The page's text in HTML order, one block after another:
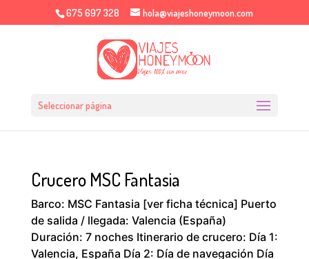
675 697 328 hola@viajeshoneymoon.com
Seleccionar página
Crucero MSC Fantasia
Barco: MSC Fantasia [ver ficha técnica] Puerto
de salida / llegada: Valencia (España)
Duración: 7 noches Itinerario de crucero: Día 1:
Valencia, España Día 2: Día de navegación Día